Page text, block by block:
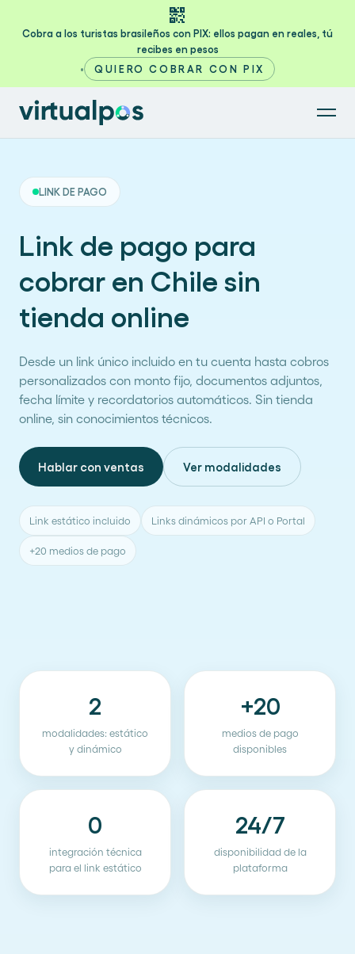
qr_code_2
Cobra a los turistas brasileños con PIX: ellos pagan en reales, tú
recibes en pesos
•
QUIERO COBRAR CON PIX
LINK DE PAGO
Link de pago para
cobrar en Chile sin
tienda online
Desde un link único incluido en tu cuenta hasta cobros
personalizados con monto fijo, documentos adjuntos,
fecha límite y recordatorios automáticos. Sin tienda
online, sin conocimientos técnicos.
Hablar con ventas Ver modalidades
Link estático incluido Links dinámicos por API o Portal
+20 medios de pago
2
modalidades: estático
y dinámico
+20
medios de pago
disponibles
0
integración técnica
para el link estático
24/7
disponibilidad de la
plataforma